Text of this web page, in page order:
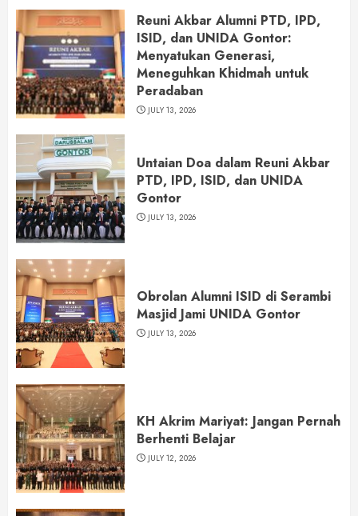
Reuni Akbar Alumni PTD, IPD,
ISID, dan UNIDA Gontor:
Menyatukan Generasi,
Meneguhkan Khidmah untuk
Peradaban
JULY 13, 2026
Untaian Doa dalam Reuni Akbar
PTD, IPD, ISID, dan UNIDA
Gontor
JULY 13, 2026
Obrolan Alumni ISID di Serambi
Masjid Jami UNIDA Gontor
JULY 13, 2026
KH Akrim Mariyat: Jangan Pernah
Berhenti Belajar
JULY 12, 2026